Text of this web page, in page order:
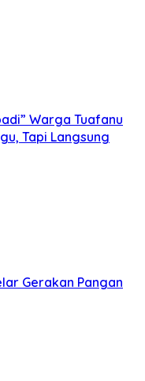
Warga Tuafanu
Tapi Langsung
Gerakan Pangan